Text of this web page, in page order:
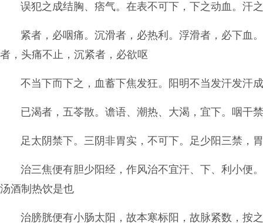
误犯之成结胸、痞气。在表不可下，下之动血。汗
紧者，必咽痛。沉滑者，必热利。浮滑者，必下血
者，头痛不止，沉紧者，必欲呕
不当下而下之，血蓄下焦发狂。阳明不当发汗发汗
已渴者，五苓散。谵语、潮热、大渴，宜下。咽干
足太阴禁下。三阴非胃实，不可下。足少阳三禁，
治三焦便有胆少阳经，作风治不宜汗、下、利小便
汤酒制热饮是也
治膀胱便有小肠太阳，故本寒标阳，故脉紧数，按